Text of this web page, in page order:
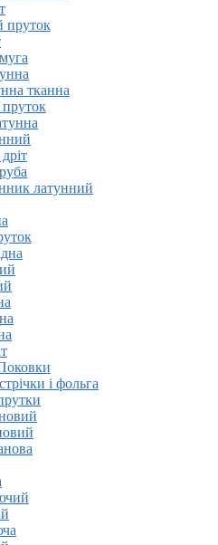
пруток
тканна
латунний
і фольга